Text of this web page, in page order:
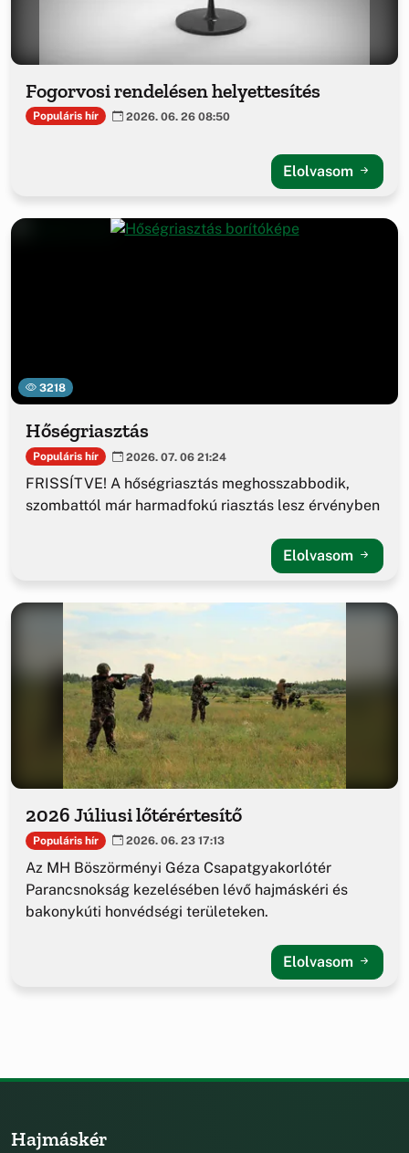
Fogorvosi rendelésen helyettesítés
Populáris hír 2026. 06. 26 08:50
Elolvasom
3218
Hőségriasztás
Populáris hír 2026. 07. 06 21:24
FRISSÍTVE! A hőségriasztás meghosszabbodik,
szombattól már harmadfokú riasztás lesz érvényben
Elolvasom
2026 Júliusi lőtérértesítő
Populáris hír 2026. 06. 23 17:13
Az MH Böszörményi Géza Csapatgyakorlótér
Parancsnokság kezelésében lévő hajmáskéri és
bakonykúti honvédségi területeken.
Elolvasom
Hajmáskér